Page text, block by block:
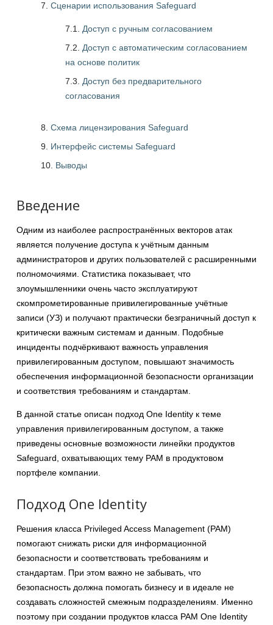
Сценарии использования Safeguard
7.1. Доступ с ручным согласованием
7.2. Доступ с автоматическим согласованием
на основе политик
7.3. Доступ без предварительного
согласования
Схема лицензирования Safeguard
Интерфейс системы Safeguard
Выводы
Введение
Одним из наиболее распространённых векторов атак
является получение доступа к учётным данным
администраторов и других пользователей с расширенными
полномочиями. Статистика показывает, что
злоумышленники очень часто эксплуатируют
скомпрометированные привилегированные учётные
записи (УЗ) и получают практически безграничный доступ к
критически важным системам и данным. Подобные
инциденты подчёркивают важность управления
привилегированным доступом, повышают значимость
обеспечения информационной безопасности организации
и соответствия требованиям и стандартам.
В данной статье описан подход One Identity к теме
управления привилегированным доступом, а также
приведены основные возможности линейки продуктов
Safeguard, охватывающих тему РАМ в продуктовом
портфеле компании.
Подход One Identity
Решения класса Privileged Access Management (PAM)
помогают снижать риски для информационной
безопасности и соответствовать требованиям и
стандартам. При этом важно не забывать, что
безопасность должна помогать бизнесу и в идеале не
создавать сложностей смежным подразделениям. Именно
поэтому при создании продуктов класса РАМ One Identity